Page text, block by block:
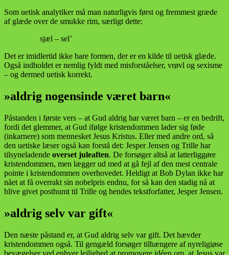
Som uetisk analytiker må man naturligvis først og fremmest græde
af glæde over de smukke rim, særligt dette:
sjæl – sel’
Det er imidlertid ikke bare formen, der er en kilde til uetisk glæde.
Også indholdet er nemlig fyldt med misforståelser, vrøvl og sexisme
– og dermed uetisk korrekt.
»aldrig nogensinde været barn«
Påstanden i første vers – at Gud aldrig har været barn – er en bedrift,
fordi det glemmer, at Gud ifølge kristendommen lader sig føde
(inkarnere) som mennesket Jesus Kristus. Eller med andre ord, så
den uetiske læser også kan forstå det: Jesper Jensen og Trille har
tilsyneladende overset juleaften. De forsøger altså at latterliggøre
kristendommen, men lægger ud med at gå fejl af den mest centrale
pointe i kristendommen overhovedet. Heldigt at Bob Dylan ikke har
nået at få overrakt sin nobelpris endnu, for så kan den stadig nå at
blive givet posthumt til Trille og hendes tekstforfatter, Jesper Jensen.
»aldrig selv var gift«
Den næste påstand er, at Gud aldrig selv var gift. Det hævder
kristendommen også. Til gengæld forsøger tilhængere af nyreligiøse
bevægelser ved enhver lejlighed at promovere idéen om, at Jesus var